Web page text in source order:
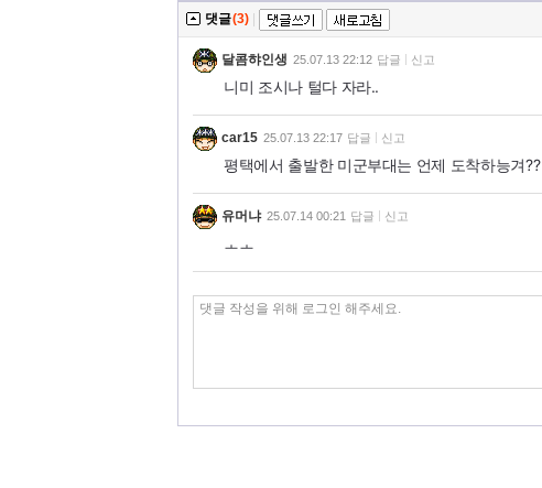
댓글(3)
달콤햐인생 25.07.13 22:12 답글 신고
니미 조시나 털다 자라..
car15 25.07.13 22:17 답글 신고
평택에서 출발한 미군부대는 언제 도착하능겨??
유머냐 25.07.14 00:21 답글 신고
ㅗㅗ